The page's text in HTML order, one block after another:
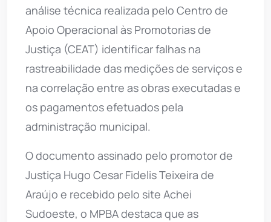
análise técnica realizada pelo Centro de
Apoio Operacional às Promotorias de
Justiça (CEAT) identificar falhas na
rastreabilidade das medições de serviços e
na correlação entre as obras executadas e
os pagamentos efetuados pela
administração municipal.
O documento assinado pelo promotor de
Justiça Hugo Cesar Fidelis Teixeira de
Araújo e recebido pelo site Achei
Sudoeste, o MPBA destaca que as